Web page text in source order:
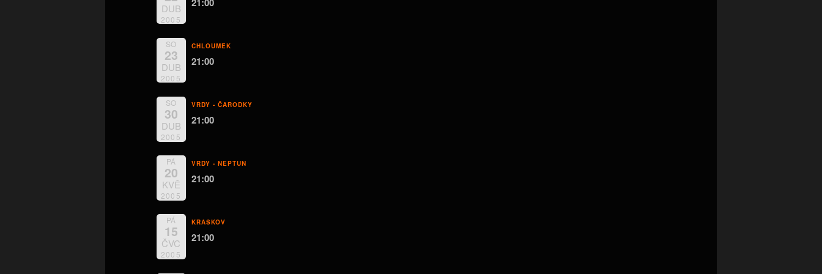
DUB
2005
SO
23
DUB
2005
CHLOUMEK
21:00
SO
30
DUB
2005
VRDY - ČARODKY
21:00
PÁ
20
KVĚ
2005
VRDY - NEPTUN
21:00
PÁ
15
ČVC
2005
KRASKOV
21:00